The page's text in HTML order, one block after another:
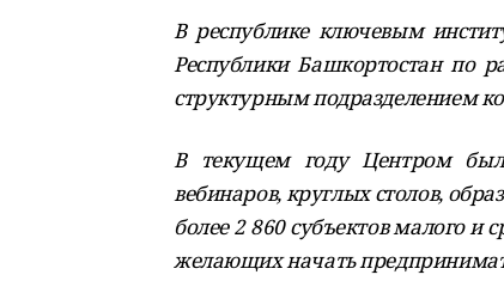
В республике ключевым
Республики Башкортостан по
структурным подразделением
В текущем году Центром
вебинаров, круглых столов,
более 2 860 субъектов малого и
желающих начать